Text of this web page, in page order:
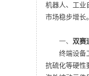
机器人、工业
市场稳步增长。
一、 双赛
终端设备
抗硫化等硬性